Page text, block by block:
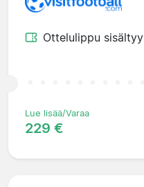
Ottelulippu sisältyy
Lue lisää/Varaa
229 €